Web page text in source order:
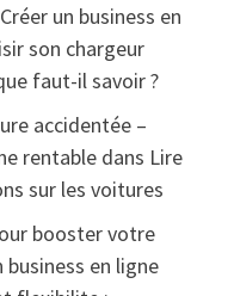
un business en
son chargeur
faut-il savoir ?
accidentée –
rentabledans Lire
sur les voitures
booster votre
business en ligne